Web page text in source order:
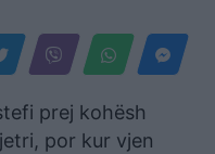
prej kohësh
por kur vjen